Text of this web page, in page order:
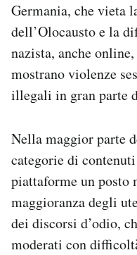
Germania, che vieta
dell’Olocausto e la
nazista, anche
mostrano violenze
illegali in gran parte
Nella maggior parte
categorie di
piattaforme un posto
maggioranza degli
dei discorsi d’odio,
moderati con